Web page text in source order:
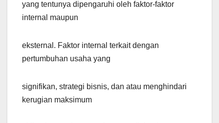
yang tentunya dipengaruhi oleh faktor-faktor
internal maupun
eksternal. Faktor internal terkait dengan
pertumbuhan usaha yang
signifikan, strategi bisnis, dan atau menghindari
kerugian maksimum